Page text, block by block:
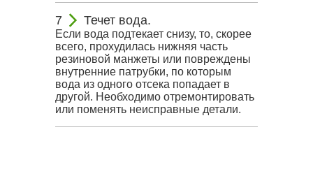
Течет вода.
Если вода подтекает снизу, то, скорее
всего, прохудилась нижняя часть
резиновой манжеты или повреждены
внутренние патрубки, по которым
вода из одного отсека попадает в
другой. Необходимо отремонтировать
или поменять неисправные детали.